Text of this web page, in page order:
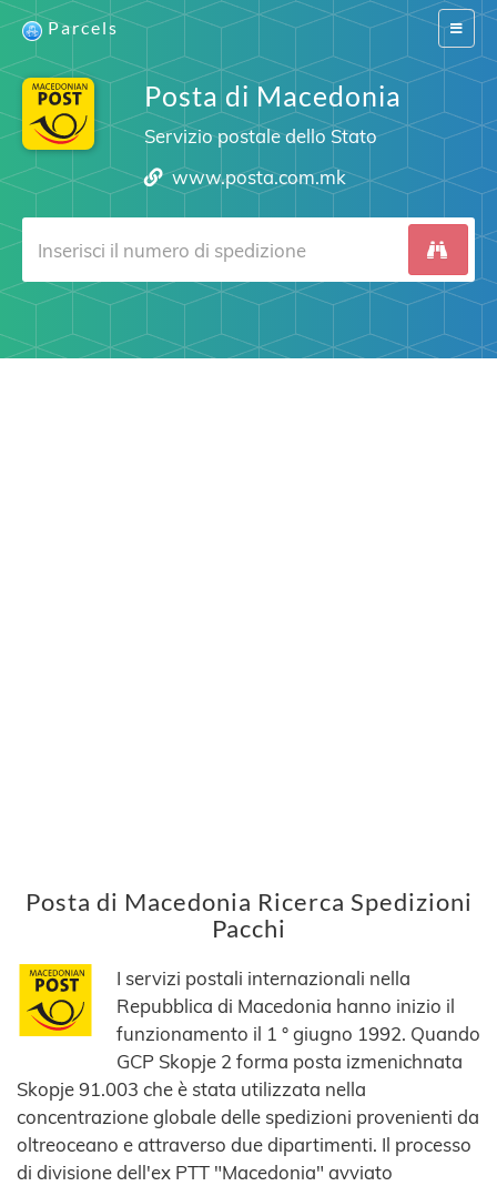
Switch
Parcels
Posta di Macedonia
Servizio postale dello Stato
www.posta.com.mk
Posta di Macedonia Ricerca Spedizioni
Pacchi
I servizi postali internazionali nella
Repubblica di Macedonia hanno inizio il
funzionamento il 1 ° giugno 1992. Quando
GCP Skopje 2 forma posta izmenichnata
Skopje 91.003 che è stata utilizzata nella
concentrazione globale delle spedizioni provenienti da
oltreoceano e attraverso due dipartimenti. Il processo
di divisione dell'ex PTT "Macedonia" avviato